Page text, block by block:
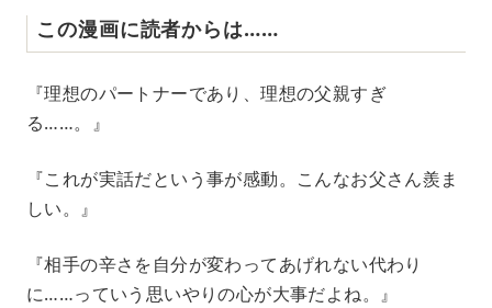
この漫画に読者からは……
『理想のパートナーであり、理想の父親すぎ
る……。』
『これが実話だという事が感動。こんなお父さん羨ま
しい。』
『相手の辛さを自分が変わってあげれない代わり
に……っていう思いやりの心が大事だよね。』